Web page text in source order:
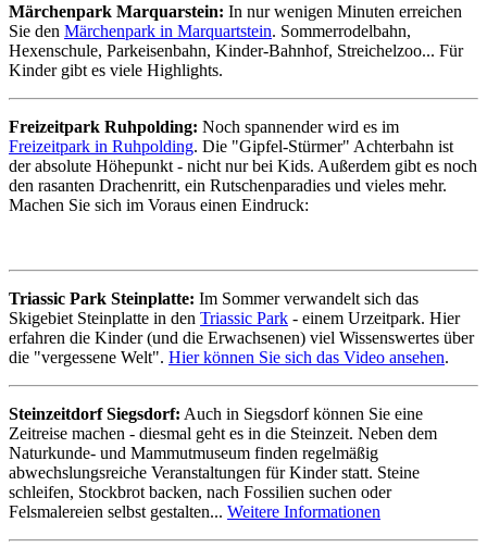
Märchenpark Marquarstein: In nur wenigen Minuten erreichen
Sie den Märchenpark in Marquartstein. Sommerrodelbahn,
Hexenschule, Parkeisenbahn, Kinder-Bahnhof, Streichelzoo... Für
Kinder gibt es viele Highlights.
Freizeitpark Ruhpolding: Noch spannender wird es im
Freizeitpark in Ruhpolding. Die "Gipfel-Stürmer" Achterbahn ist
der absolute Höhepunkt - nicht nur bei Kids. Außerdem gibt es noch
den rasanten Drachenritt, ein Rutschenparadies und vieles mehr.
Machen Sie sich im Voraus einen Eindruck:
Triassic Park Steinplatte: Im Sommer verwandelt sich das
Skigebiet Steinplatte in den Triassic Park - einem Urzeitpark. Hier
erfahren die Kinder (und die Erwachsenen) viel Wissenswertes über
die "vergessene Welt". Hier können Sie sich das Video ansehen.
Steinzeitdorf Siegsdorf: Auch in Siegsdorf können Sie eine
Zeitreise machen - diesmal geht es in die Steinzeit. Neben dem
Naturkunde- und Mammutmuseum finden regelmäßig
abwechslungsreiche Veranstaltungen für Kinder statt. Steine
schleifen, Stockbrot backen, nach Fossilien suchen oder
Felsmalereien selbst gestalten... Weitere Informationen